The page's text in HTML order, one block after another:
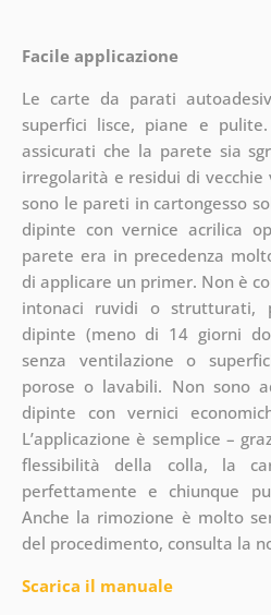
Facile applicazione
Le carte da parati
superfici lisce, piane e pulite.
assicurati che la parete sia
irregolarità e residui di vecchie
sono le pareti in cartongesso
dipinte con vernice acrilica
parete era in precedenza
di applicare un primer. Non è
intonaci ruvidi o strutturati,
dipinte (meno di 14 giorni
senza ventilazione o
porose o lavabili. Non sono
dipinte con vernici
L’applicazione è semplice –
flessibilità della colla, la
perfettamente e chiunque
Anche la rimozione è molto
del procedimento, consulta la
Scarica il manuale